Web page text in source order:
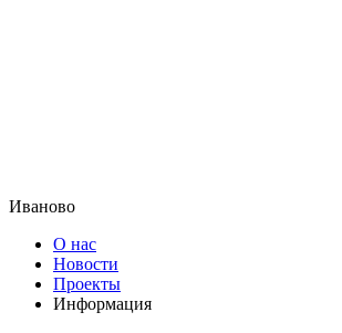
Иваново
О нас
Новости
Проекты
Информация